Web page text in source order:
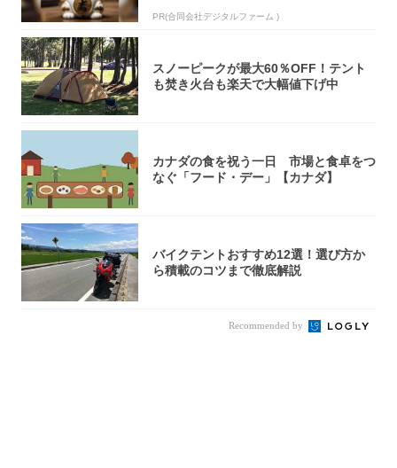
PR(合同会社デジタルファーム )
スノーピークが最大60％OFF！テント
も焚き火台も楽天で大幅値下げ中
カナダの食を祝う一日 市場と食卓をつ
なぐ「フード・デー」【カナダ】
バイクテントおすすめ12選！選び方か
ら積載のコツまで徹底解説
Recommended by